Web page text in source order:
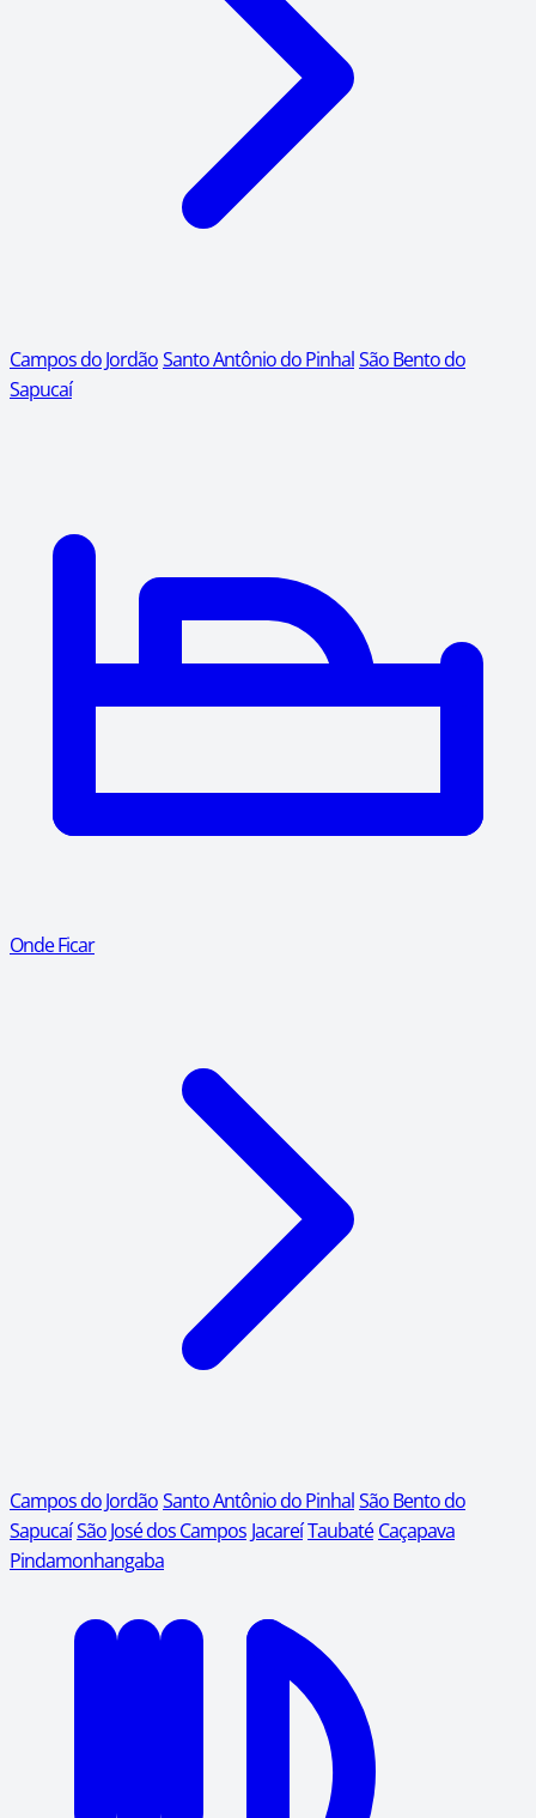
Campos do JordãoSanto Antônio do PinhalSão Bento do
Sapucaí
Onde Ficar
Campos do JordãoSanto Antônio do PinhalSão Bento do
SapucaíSão José dos Campos JacareíTaubaté Caçapava
Pindamonhangaba